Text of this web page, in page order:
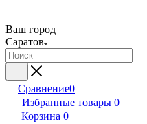
Ваш город
Саратов
Сравнение0
Избранные товары 0
Корзина 0